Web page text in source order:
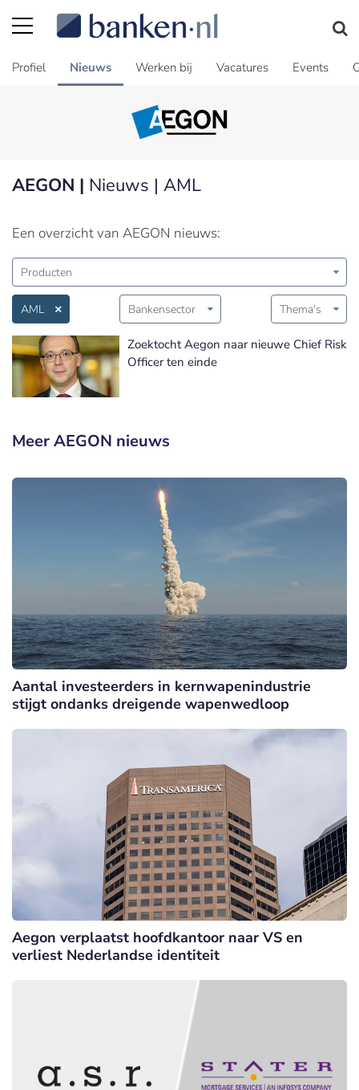
Profiel Nieuws Werken bij Vacatures Events
AEGON | Nieuws | AML
Een overzicht van AEGON nieuws:
Producten
AML Bankensector Thema's
Zoektocht Aegon naar nieuwe Chief Risk
Officer ten einde
Meer AEGON nieuws
Aantal investeerders in kernwapenindustrie
stijgt ondanks dreigende wapenwedloop
Aegon verplaatst hoofdkantoor naar VS en
verliest Nederlandse identiteit